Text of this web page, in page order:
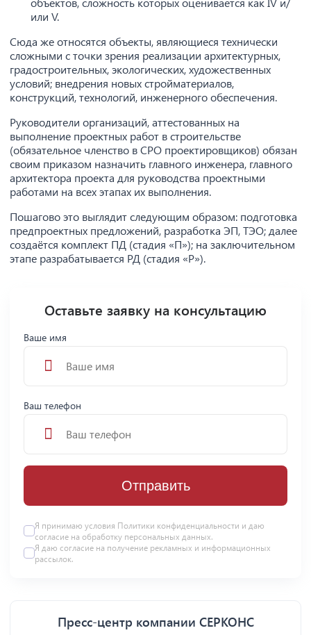
или V.
Сюда же относятся объекты, являющиеся технически
сложными с точки зрения реализации архитектурных,
градостроительных, экологических, художественных
условий; внедрения новых стройматериалов,
конструкций, технологий, инженерного обеспечения.
Руководители организаций, аттестованных на
выполнение проектных работ в строительстве
(обязательное членство в СРО проектировщиков) обязан
своим приказом назначить главного инженера, главного
архитектора проекта для руководства проектными
работами на всех этапах их выполнения.
Пошагово это выглядит следующим образом: подготовка
предпроектных предложений, разработка ЭП, ТЭО; далее
создаётся комплект ПД (стадия «П»); на заключительном
этапе разрабатывается РД (стадия «Р»).
Оставьте заявку на консультацию
Ваше имя
Ваш телефон
Отправить
Я принимаю условия Политики конфиденциальности и даю
согласие на обработку персональных данных.
Я даю согласие на получение рекламных и информационных
рассылок.
Пресс-центр компании СЕРКОНС